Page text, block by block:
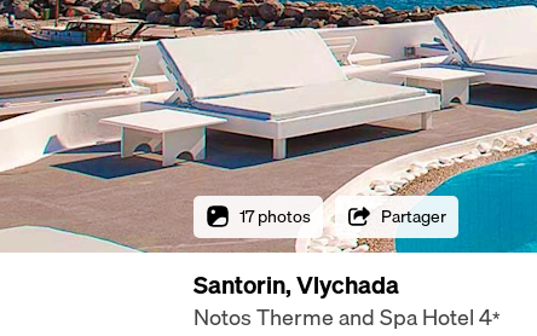
17 photos Partager
Santorin, Vlychada
Notos Therme and Spa Hotel4*